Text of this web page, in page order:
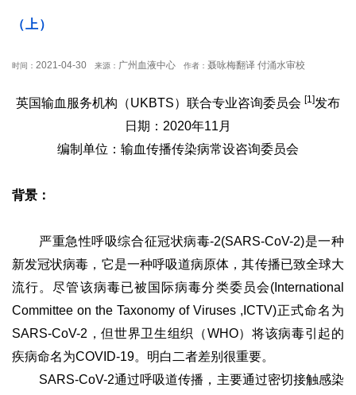
（上）
时间： 2021-04-30 来源： 广州血液中心 作者： 聂咏梅翻译 付涌水审校
英国输血服务机构（UKBTS）联合专业咨询委员会 [1]发布
日期：2020年11月
编制单位：输血传播传染病常设咨询委员会
背景：
严重急性呼吸综合征冠状病毒-2(SARS-CoV-2)是一种
新发冠状病毒，它是一种呼吸道病原体，其传播已致全球大
流行。尽管该病毒已被国际病毒分类委员会(International
Committee on the Taxonomy of Viruses ,ICTV)正式命名为
SARS-CoV-2 ，但世界卫生组织（WHO）将该病毒引起的
疾病命名为COVID-19。明白二者差别很重要。
SARS-CoV-2通过呼吸道传播，主要通过密切接触感染